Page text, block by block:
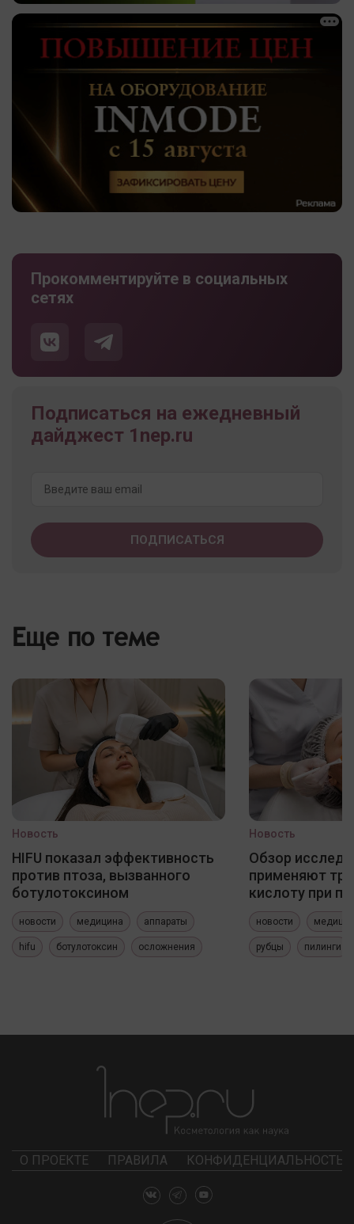
Прокомментируйте в социальных
сетях
Подписаться на ежедневный
дайджест 1nep.ru
Еще по теме
Новость
HIFU показал эффективность
против птоза, вызванного
ботулотоксином
новости медицина аппараты
hifu ботулотоксин осложнения
Новость
Обзор
применяют
кислоту при
новости
рубцы пилинги
О ПРОЕКТЕ ПРАВИЛА КОНФИДЕНЦИАЛЬНОСТЬ